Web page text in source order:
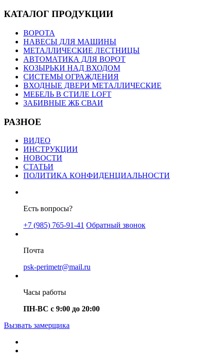
КАТАЛОГ ПРОДУКЦИИ
ВОРОТА
НАВЕСЫ ДЛЯ МАШИНЫ
МЕТАЛЛИЧЕСКИЕ ЛЕСТНИЦЫ
АВТОМАТИКА ДЛЯ ВОРОТ
КОЗЫРЬКИ НАД ВХОДОМ
СИСТЕМЫ ОГРАЖДЕНИЯ
ВХОДНЫЕ ДВЕРИ МЕТАЛЛИЧЕСКИЕ
МЕБЕЛЬ В СТИЛЕ LOFT
ЗАБИВНЫЕ ЖБ СВАИ
РАЗНОЕ
ВИДЕО
ИНСТРУКЦИИ
НОВОСТИ
СТАТЬИ
ПОЛИТИКА КОНФИДЕНЦИАЛЬНОСТИ
Есть вопросы?
+7 (985) 765-91-41 Обратный звонок
Почта
psk-perimetr@mail.ru
Часы работы
ПН-ВС с 9:00 до 20:00
Вызвать замерщика